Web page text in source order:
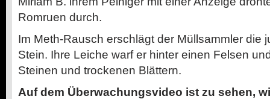
Romruen durch.
Im Meth-Rausch erschlägt der Müllsammler die
Stein. Ihre Leiche warf er hinter einen Felsen
Steinen und trockenen Blättern.
Auf dem Überwachungsvideo ist zu sehen,